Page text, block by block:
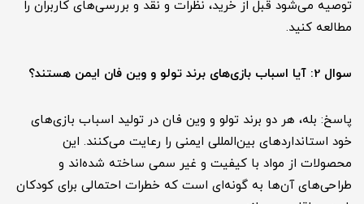
توصیه می‌شود قبل از خرید، نظرات و نقد و بررسی‌های کاربران را
مطالعه کنید.
سوال 2: آیا اسباب بازی‌های برند تولو و وین فان ایمن هستند؟
پاسخ: بله، هر دو برند تولو و وین فان در تولید اسباب بازی‌های
خود استانداردهای بین‌المللی ایمنی را رعایت می‌کنند. این
محصولات از مواد با کیفیت و غیر سمی ساخته شده‌اند و
طراحی‌های آن‌ها به گونه‌ای است که خطرات احتمالی برای کودکان